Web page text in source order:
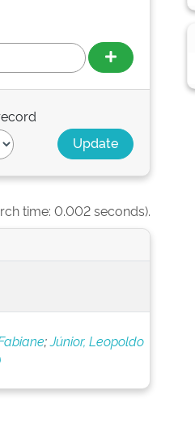
time: 0.002 seconds).
;Júnior, Leopoldo